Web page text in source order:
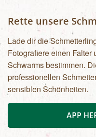
Rette unsere
Lade dir die
Fotografiere einen
Schwarms bestimmen.
professionellen
sensiblen Schönheiten.
APP